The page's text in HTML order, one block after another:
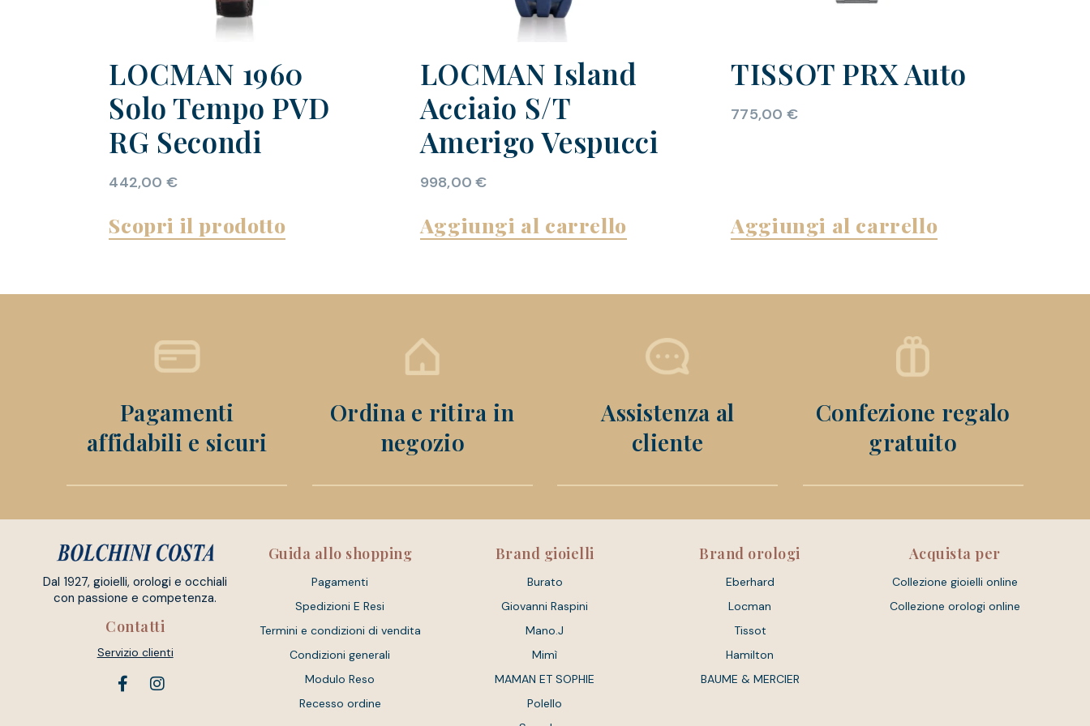
LOCMAN 1960
Solo Tempo PVD
RG Secondi
442,00 €
Scopri il prodotto
LOCMAN Island
Acciaio S/T
Amerigo Vespucci
998,00€
Aggiungi al carrello
TISSOT PRX Auto
775,00 €
Aggiungi al carrello
Pagamenti
affidabili e sicuri
Ordina e ritira in
negozio
Assistenza al
cliente
Confezione regalo
gratuito
Dal 1927, gioielli, orologi e occhiali
con passione e competenza.
Contatti
Servizio clienti
Guida allo shopping
Pagamenti
Spedizioni E Resi
Termini e condizioni di vendita
Condizioni generali
Modulo Reso
Recesso ordine
Brand gioielli
Burato
Giovanni Raspini
Mano.J
Mimì
MAMAN ET SOPHIE
Polello
Brand orologi
Eberhard
Locman
Tissot
Hamilton
BAUME & MERCIER
Acquista per
Collezione gioielli online
Collezione orologi online